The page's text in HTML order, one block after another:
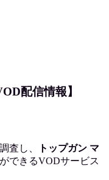
配信情報】
査し、
トップガン マ
できるVODサービス